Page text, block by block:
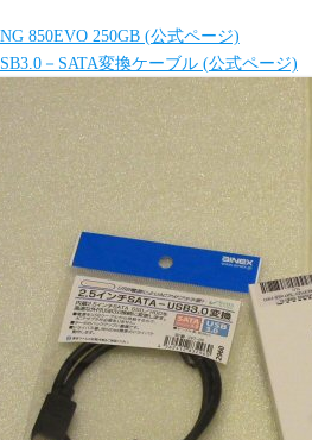
850EVO 250GB (公式ページ)
－SATA変換ケーブル (公式ページ)